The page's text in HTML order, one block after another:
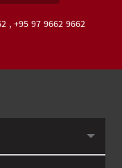
, +95 97 9662 9662